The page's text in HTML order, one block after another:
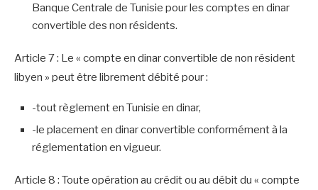
Banque Centrale de Tunisie pour les comptes en dinar
convertible des non résidents.
Article 7 : Le « compte en dinar convertible de non résident
libyen » peut être librement débité pour :
-tout règlement en Tunisie en dinar,
-le placement en dinar convertible conformément à la
réglementation en vigueur.
Article 8 : Toute opération au crédit ou au débit du « compte